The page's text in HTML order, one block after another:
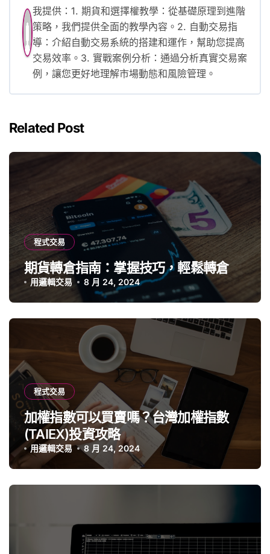
我提供：1. 期貨和選擇權教學：從基礎原理到進階
策略，我們提供全面的教學內容。2. 自動交易指
導：介紹自動交易系統的搭建和運作，幫助您提高
交易效率。3. 實戰案例分析：通過分析真實交易案
例，讓您更好地理解市場動態和風險管理。
Related Post
程式交易
期貨轉倉指南：掌握技巧，輕鬆轉倉
用邏輯交易 8 月 24, 2024
程式交易
加權指數可以買賣嗎？台灣加權指數
(TAIEX)投資攻略
用邏輯交易 8 月 24, 2024